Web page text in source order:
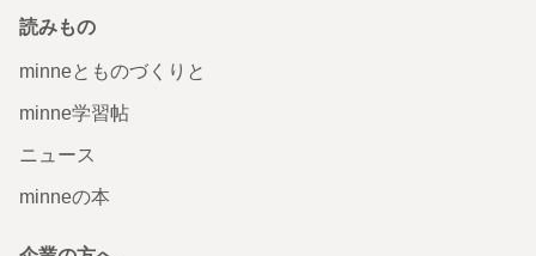
読みもの
minneとものづくりと
minne学習帖
ニュース
minneの本